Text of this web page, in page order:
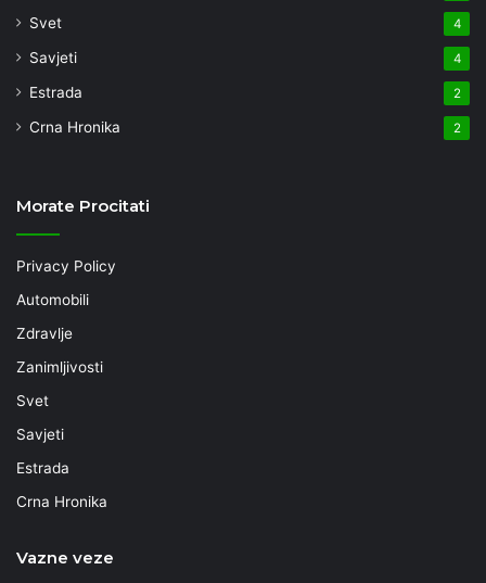
Svet 4
Savjeti 4
Estrada 2
Crna Hronika 2
Morate Procitati
Privacy Policy
Automobili
Zdravlje
Zanimljivosti
Svet
Savjeti
Estrada
Crna Hronika
Vazne veze